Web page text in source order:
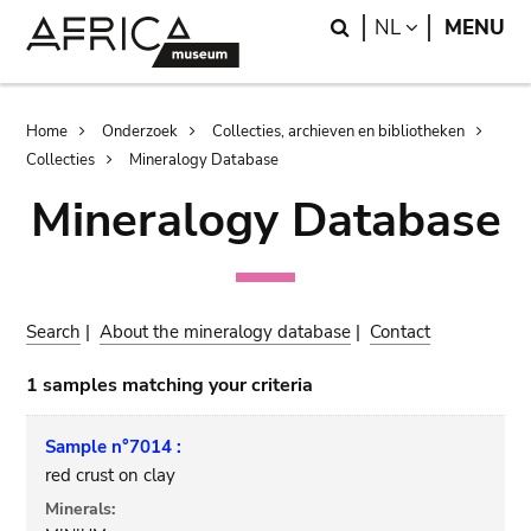
Search
NL LANGUAGE
MENU
Breadcrumb
Home Onderzoek
Collecties, archieven en bibliotheken
Collecties
Mineralogy Database
Mineralogy Database
Search |About the mineralogy database | Contact
1 samples matching your criteria
Sample n°7014 :
red crust on clay
Minerals: